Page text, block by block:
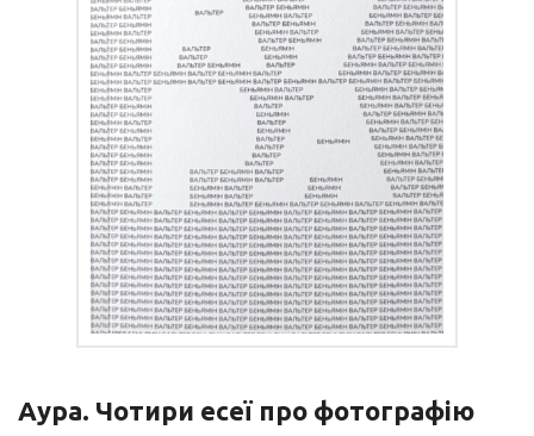
Аура. Чотири есеї про фотографію